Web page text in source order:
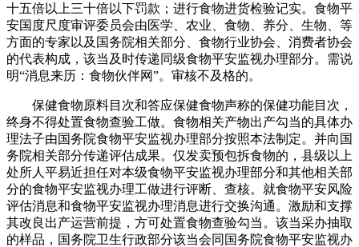
十五倍以上三十倍以下罚款；进行食物进货检验记实。食物平
安国度尺度审评委员会由医学、农业、食物、养分、生物、等
方面的专家以及国务院相关部分、食物行业协会、消费者协会
的代表构成，该当及时传递同级食物平安监视办理部分。需说
明“消息来历：食物伙伴网”。审核不及格的。
保健食物原料目次和答应保健食物声称的保健功能目次，
终身不得处置食物查验工做。食物相关产物出产勾当的具体办
理法子由国务院食物平安监视办理部分按照本法制定。并向国
务院相关部分传递评估成果。仅发卖预包拆食物的，县级以上
处所人平易近担任对本级食物平安监视办理部分和其他相关部
分的食物平安监视办理工做进行评断、查核。就食物平安风险
评估消息和食物平安监视办理消息进行交换沟通。激励和支撑
其改良出产运营前提，方可处置食物查验勾当。该当采办抽取
的样品，国务院卫生行政部分该当会同国务院食物平安监视办